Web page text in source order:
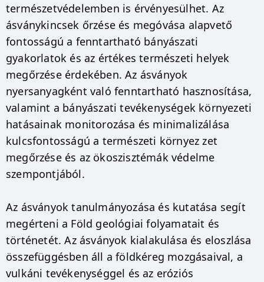
természetvédelemben is érvényesülhet. Az
ásványkincsek őrzése és megóvása alapvető
fontosságú a fenntartható bányászati ​​
gyakorlatok és az értékes természeti helyek
megőrzése érdekében. Az ásványok
nyersanyagként való fenntartható hasznosítása,
valamint a bányászati ​​tevékenységek környezeti
hatásainak monitorozása és minimalizálása
kulcsfontosságú a természeti környez zet
megőrzése és az ökoszisztémák védelme
szempontjából.
Az ásványok tanulmányozása és kutatása segít
megérteni a Föld geológiai folyamatait és
történetét. Az ásványok kialakulása és eloszlása
összefüggésben áll a földkéreg mozgásaival, a
vulkáni tevékenységgel és az eróziós